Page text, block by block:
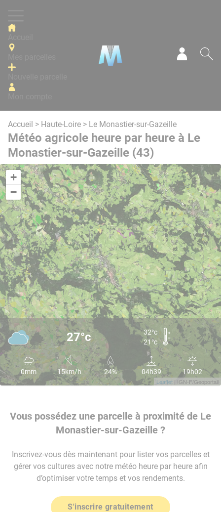
Accueil > Haute-Loire > Le Monastier-sur-Gazeille
Météo agricole heure par heure à Le
Monastier-sur-Gazeille (43)
+
−
Leaflet | IGN-F/Geoportail
27°c
32°c
21°c
0mm 15km/h 24% 04h39 19h02
Vous possédez une parcelle à proximité de Le
Monastier-sur-Gazeille ?
Inscrivez-vous dès maintenant pour lister vos parcelles et
gérer vos cultures avec notre météo heure par heure afin
d’optimiser votre temps et vos rendements.
S'inscrire gratuitement